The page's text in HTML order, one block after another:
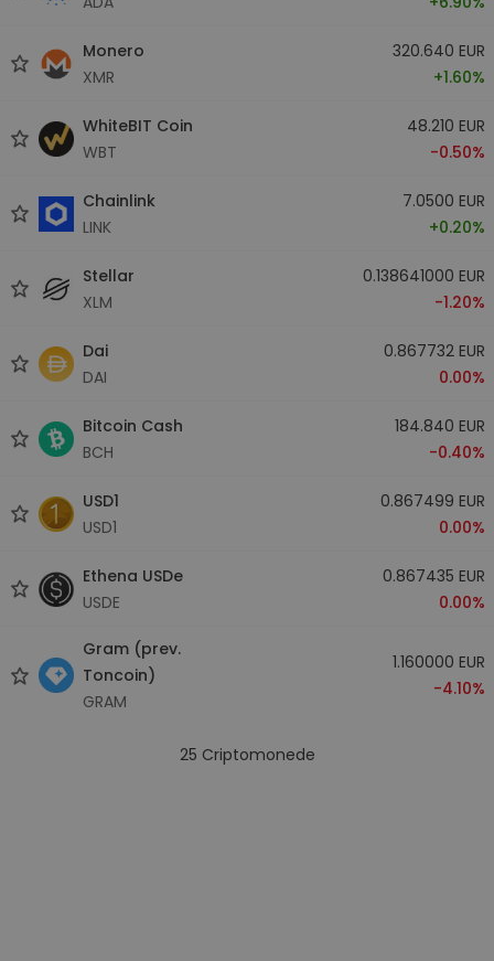
Monero
XMR
320.640 EUR
+1.60%
WhiteBIT Coin
WBT
48.210 EUR
-0.50%
Chainlink
LINK
7.0500 EUR
+0.20%
Stellar
XLM
0.138641000 EUR
-1.20%
Dai
DAI
0.867732 EUR
0.00%
Bitcoin Cash
BCH
184.840 EUR
-0.40%
USD1
USD1
0.867499 EUR
0.00%
Ethena USDe
USDE
0.867435 EUR
0.00%
Gram (prev.
Toncoin)
GRAM
1.160000 EUR
-4.10%
25 Criptomonede